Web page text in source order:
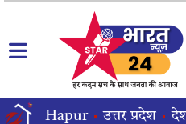
Hapur उत्तर प्रदेश